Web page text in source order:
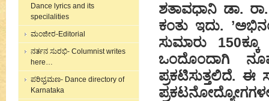
Dance lyrics and its
specilalities
ಮಂಜೀರ-Editorial
ನರ್ತನ ಸುರಭಿ- Columnist writes
here…
ಪರಿಭ್ರಮಣ- Dance directory of
Karnataka
ಶತಾವಧಾನಿ ಡಾ.
ಕಂತು ಇದು.
ಸುಮಾರು
ಒಂದೊಂದಾಗಿ
ಪ್ರಕಟಿಸುತ್ತಲಿದೆ.